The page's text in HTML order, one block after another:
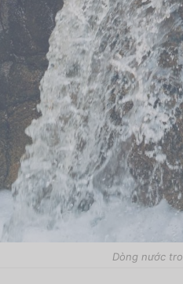
Dòng nước